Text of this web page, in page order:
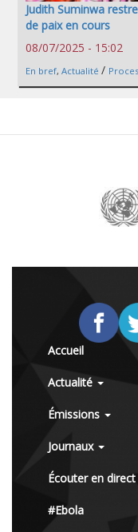
Judith Suminwa
de paix en cours
08/07/2025 - 15:02
En bref, Actualité /
Accueil
Actualité
Émissions
Journaux
Écouter en direct
#Ebola